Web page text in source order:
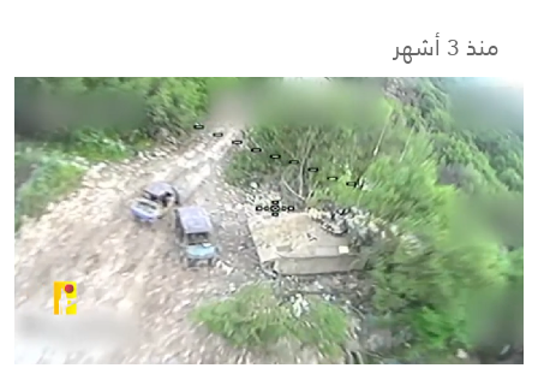
منذ 3 أشهر